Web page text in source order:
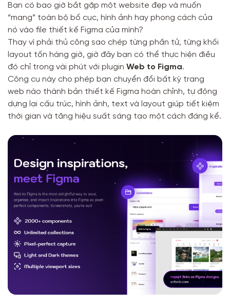
Bạn có bao giờ bắt gặp một website đẹp và muốn
“mang” toàn bộ bố cục, hình ảnh hay phong cách của
nó vào file thiết kế Figma của mình?
Thay vì phải thủ công sao chép từng phần tử, từng khối
layout tốn hàng giờ, giờ đây bạn có thể thực hiện điều
đó chỉ trong vài phút với plugin Web to Figma.
Công cụ này cho phép bạn chuyển đổi bất kỳ trang
web nào thành bản thiết kế Figma hoàn chỉnh, tự động
dựng lại cấu trúc, hình ảnh, text và layout giúp tiết kiệm
thời gian và tăng hiệu suất sáng tạo một cách đáng kể.